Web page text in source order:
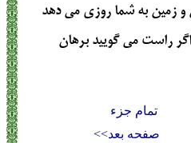
و زمين به شما روزى مى‏ دهد
راست مى‏ گوييد برهان
تمام جزء
صفحه بعد>>